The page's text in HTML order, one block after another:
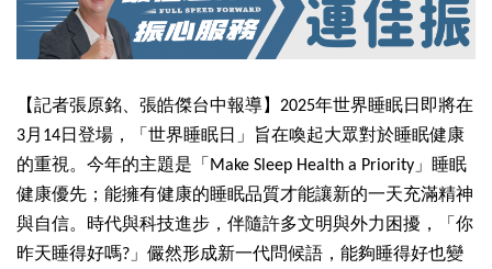
【記者張原銘、張皓傑台中報導】2025年世界睡眠日即將在
3月14日登場，「世界睡眠日」
旨在喚起大眾對於睡眠健康
的重視。今年的主題是「Make Sleep Health a Priority」睡眠
健康優先； 能擁有健康的睡眠品質才能讓新的一天充滿精神
與自信。 時代與科技進步，伴隨許多文明與外力困擾，「你
昨天睡得好嗎?」 儼然形成新一代問候語，能夠睡得好也變